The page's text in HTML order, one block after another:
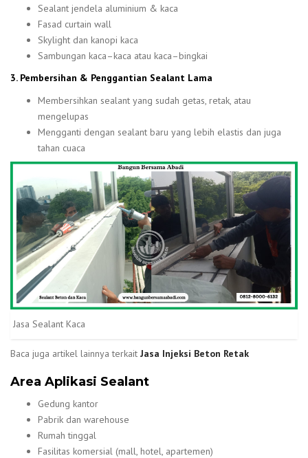
Sealant jendela aluminium & kaca
Fasad curtain wall
Skylight dan kanopi kaca
Sambungan kaca–kaca atau kaca–bingkai
3. Pembersihan & Penggantian Sealant Lama
Membersihkan sealant yang sudah getas, retak, atau
mengelupas
Mengganti dengan sealant baru yang lebih elastis dan juga
tahan cuaca
Jasa Sealant Kaca
Baca juga artikel lainnya terkait Jasa Injeksi Beton Retak
Area Aplikasi Sealant
Gedung kantor
Pabrik dan warehouse
Rumah tinggal
Fasilitas komersial (mall, hotel, apartemen)